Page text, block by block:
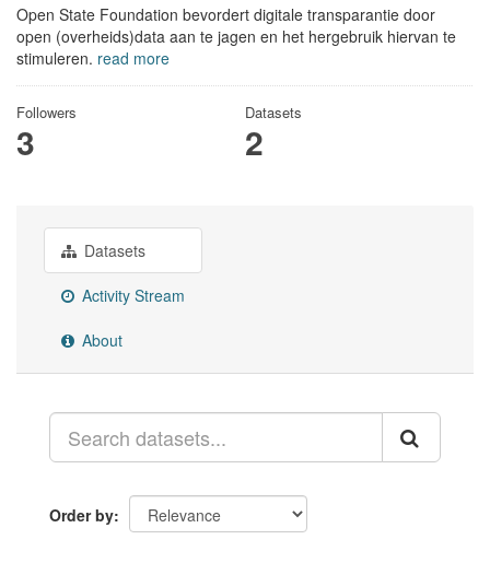
Open State Foundation bevordert digitale transparantie door
open (overheids)data aan te jagen en het hergebruik hiervan te
stimuleren. read more
Followers
3
Datasets
2
Datasets
Activity Stream
About
Order by